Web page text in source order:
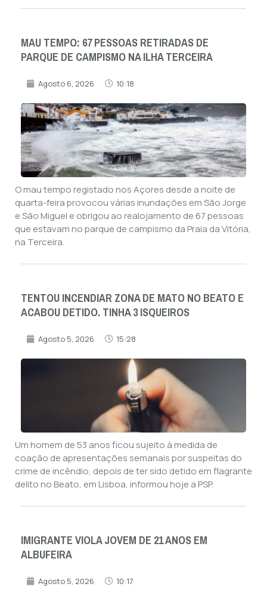
MAU TEMPO: 67 PESSOAS RETIRADAS DE
PARQUE DE CAMPISMO NA ILHA TERCEIRA
Agosto 6, 2026 10:18
O mau tempo registado nos Açores desde a noite de
quarta-feira provocou várias inundações em São Jorge
e São Miguel e obrigou ao realojamento de 67 pessoas
que estavam no parque de campismo da Praia da Vitória,
na Terceira.
TENTOU INCENDIAR ZONA DE MATO NO BEATO E
ACABOU DETIDO. TINHA 3 ISQUEIROS
Agosto 5, 2026 15:28
Um homem de 53 anos ficou sujeito à medida de
coação de apresentações semanais por suspeitas do
crime de incêndio, depois de ter sido detido em flagrante
delito no Beato, em Lisboa, informou hoje a PSP.
IMIGRANTE VIOLA JOVEM DE 21 ANOS EM
ALBUFEIRA
Agosto 5, 2026 10:17